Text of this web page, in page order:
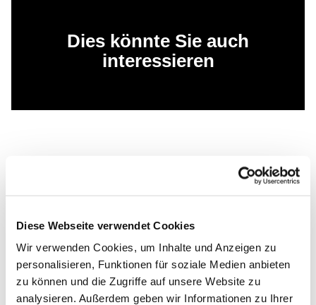
Diese Webseite verwendet Cookies
Wir verwenden Cookies, um Inhalte und Anzeigen zu
personalisieren, Funktionen für soziale Medien anbieten
zu können und die Zugriffe auf unsere Website zu
analysieren. Außerdem geben wir Informationen zu Ihrer
Dies könnte Sie auch
interessieren